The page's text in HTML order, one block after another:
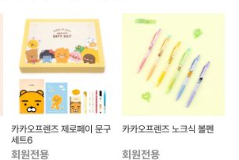
dongeecom@naver.com
경기도 고양시 덕양구 꽃마을로64, 1235호
카카오프렌즈 제로페이 문구
세트6
회원전용
카카오프렌즈 노크식 볼펜
회원전용